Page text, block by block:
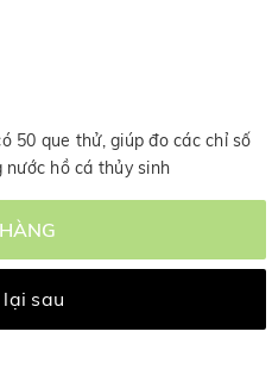
50 que thử, giúp đo các chỉ số
nước hồ cá thủy sinh
lại sau